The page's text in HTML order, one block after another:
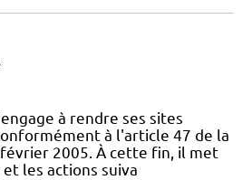
à rendre ses sites
à l'article 47 de la
2005. À cette fin, il met
les actions suiva